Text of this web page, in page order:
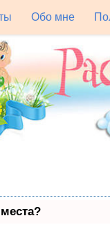
Обо мне